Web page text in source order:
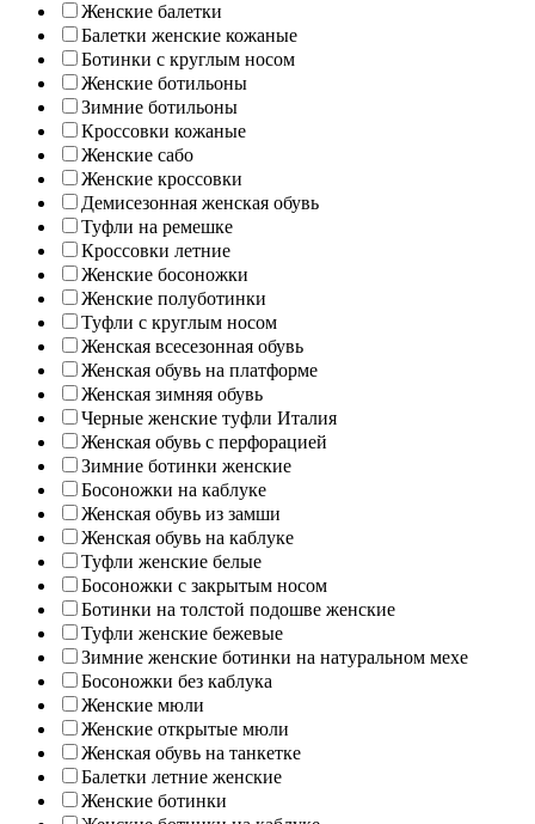
Женские балетки
Балетки женские кожаные
Ботинки с круглым носом
Женские ботильоны
Зимние ботильоны
Кроссовки кожаные
Женские сабо
Женские кроссовки
Демисезонная женская обувь
Туфли на ремешке
Кроссовки летние
Женские босоножки
Женские полуботинки
Туфли с круглым носом
Женская всесезонная обувь
Женская обувь на платформе
Женская зимняя обувь
Черные женские туфли Италия
Женская обувь с перфорацией
Зимние ботинки женские
Босоножки на каблуке
Женская обувь из замши
Женская обувь на каблуке
Туфли женские белые
Босоножки с закрытым носом
Ботинки на толстой подошве женские
Туфли женские бежевые
Зимние женские ботинки на натуральном мехе
Босоножки без каблука
Женские мюли
Женские открытые мюли
Женская обувь на танкетке
Балетки летние женские
Женские ботинки